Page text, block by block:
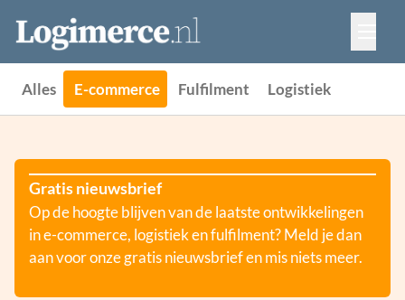
Vacatures
Events
Adverteren
Partners
Alles E-commerce Fulfilment Logistiek
Gratis nieuwsbrief
Op de hoogte blijven van de laatste ontwikkelingen
in e-commerce, logistiek en fulfilment? Meld je dan
aan voor onze gratis nieuwsbrief en mis niets meer.